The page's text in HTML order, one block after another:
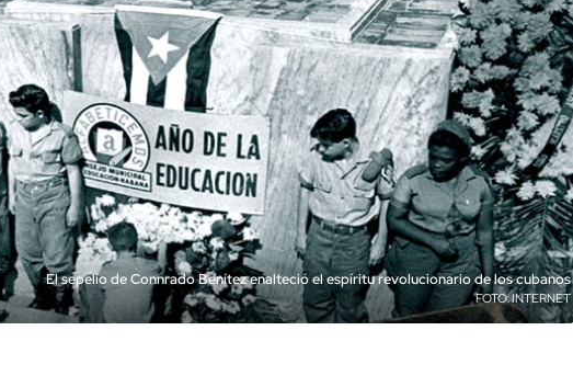
El sepelio de Connrado Benítez enalteció el espíritu revolucionario de los cubanos
INTERNET